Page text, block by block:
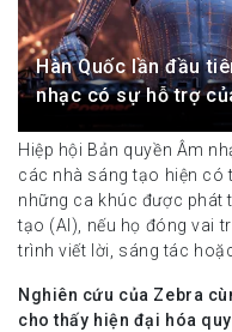
Hàn Quốc lần đầu
nhạc có sự hỗ trợ
Hiệp hội Bản quyền Âm
các nhà sáng tạo hiện có
những ca khúc được phát
tạo (AI), nếu họ đóng vai
trình viết lời, sáng tác
Nghiên cứu của Zebra
cho thấy hiện đại hóa